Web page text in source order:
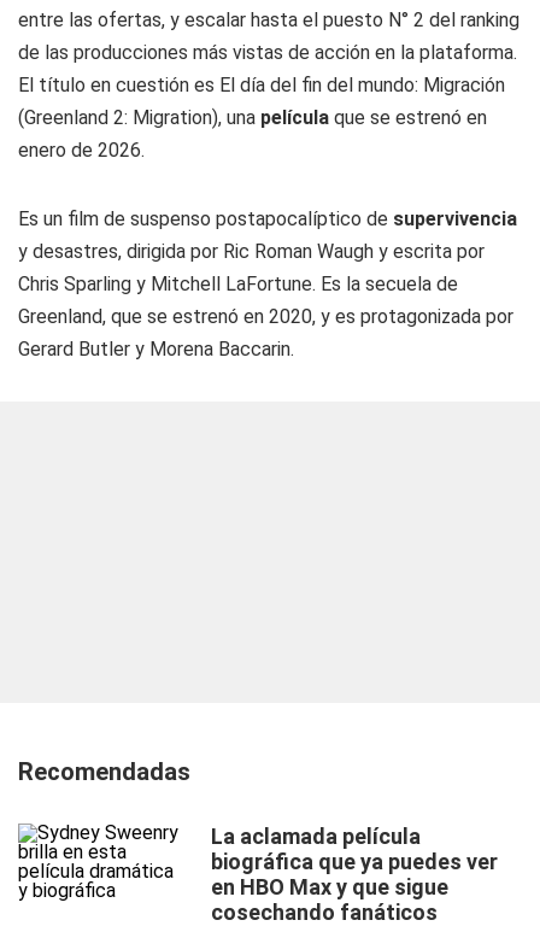
entre las ofertas, y escalar hasta el puesto N° 2 del ranking
de las producciones más vistas de acción en la plataforma.
El título en cuestión es El día del fin del mundo: Migración
(Greenland 2: Migration), una película que se estrenó en
enero de 2026.
Es un film de suspenso postapocalíptico de supervivencia
y desastres, dirigida por Ric Roman Waugh y escrita por
Chris Sparling y Mitchell LaFortune. Es la secuela de
Greenland, que se estrenó en 2020, y es protagonizada por
Gerard Butler y Morena Baccarin.
Recomendadas
La aclamada película
biográfica que ya puedes ver
en HBO Max y que sigue
cosechando fanáticos